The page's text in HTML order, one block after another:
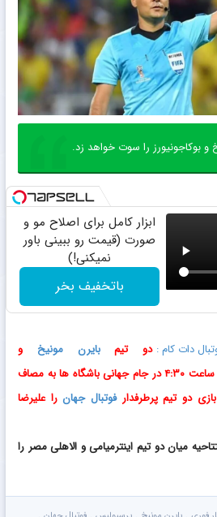
و بوکاجونیورز را سوت خواهد زد.
ابزار کامل برای اصلاح مو و
صورت (قیمت رو ببینی باور
نمیکنی!)
باتخفیف بخر
دات کام : دو تیمبایرن مونیخ و
فردا (۳۱ خرداد) از ساعت ۴:۳۰ در جام جهانی باشگاه ها به مصاف
دو تیم پرطرفدارفوتبال جهان را علیرضا
میان دو تیم اینترمیامی و الاهلی مصر را